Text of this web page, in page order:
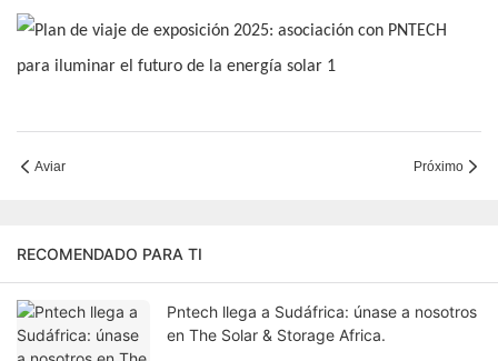
Aviar Próximo
RECOMENDADO PARA TI
Pntech llega a Sudáfrica: únase a nosotros
en The Solar & Storage Africa.